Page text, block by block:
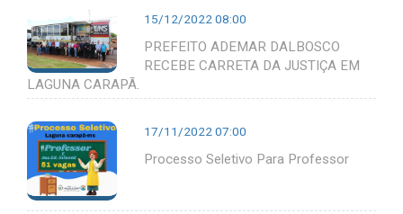
15/12/2022 08:00
PREFEITO ADEMAR DALBOSCO
RECEBE CARRETA DA JUSTIÇA EM
LAGUNA CARAPÃ.
17/11/2022 07:00
Processo Seletivo Para Professor